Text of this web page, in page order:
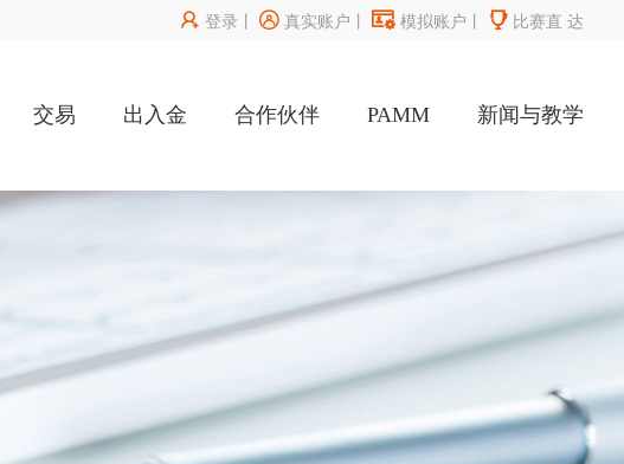
 登录 丨 真实账户  模拟账户  比赛直 达
交易 出入金 合作伙伴 PAMM 新闻与教学